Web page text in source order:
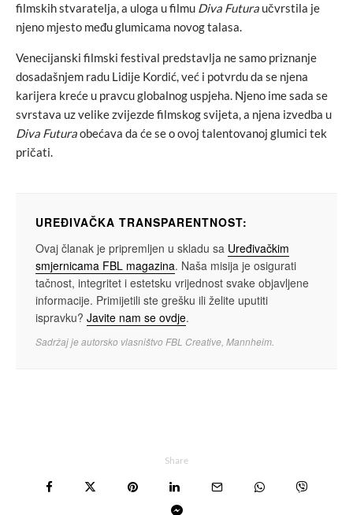
filmskih stvaratelja, a uloga u filmu Diva Futura učvrstila je
njeno mjesto među glumicama novog talasa.
Venecijanski filmski festival predstavlja ne samo priznanje
dosadašnjem radu Lidije Kordić, već i potvrdu da se njena
karijera kreće u pravcu globalnog uspjeha. Njeno ime sada se
svrstava uz velike zvijezde filmskog svijeta, a njena izvedba u
Diva Futuraobećava da će se o ovoj talentovanoj glumici tek
pričati.
UREĐIVAČKA TRANSPARENTNOST:
Ovaj članak je pripremljen u skladu sa Uređivačkim
smjernicama FBL magazina. Naša misija je osigurati
tačnost, integritet i estetsku vrijednost svake objavljene
informacije. Primijetili ste grešku ili želite uputiti
ispravku? Javite nam se ovdje.
Sadržaj je autorsko vlasništvo FBL Creative, Mannheim.
Share